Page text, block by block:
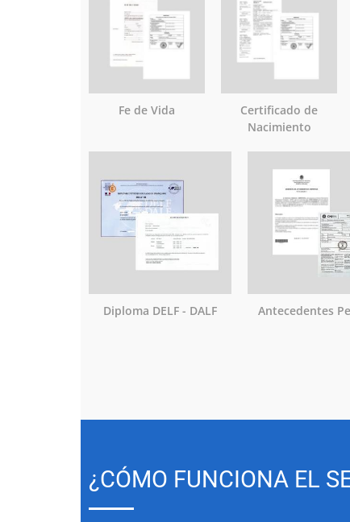
Fe de Vida
Certificado de
Nacimiento
Diploma DELF - DALF Antecedentes
¿CÓMO FUNCIONA EL